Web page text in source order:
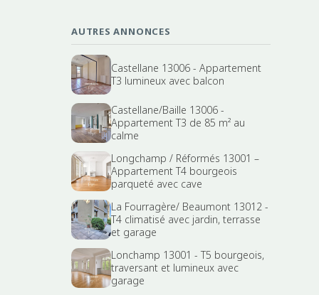
AUTRES ANNONCES
Castellane 13006 - Appartement
T3 lumineux avec balcon
Castellane/Baille 13006 -
Appartement T3 de 85 m² au
calme
Longchamp / Réformés 13001 –
Appartement T4 bourgeois
parqueté avec cave
La Fourragère/ Beaumont 13012 -
T4 climatisé avec jardin, terrasse
et garage
Lonchamp 13001 - T5 bourgeois,
traversant et lumineux avec
garage